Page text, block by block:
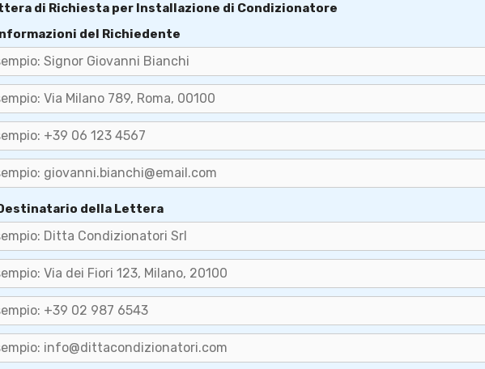
di Richiesta per Installazione di Condizionatore
del Richiedente
della Lettera